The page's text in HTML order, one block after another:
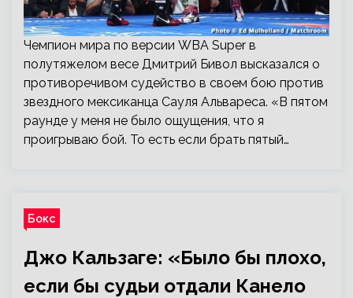
Чемпион мира по версии WBA Super в
полутяжелом весе Дмитрий Бивол высказался о
противоречивом судейство в своем бою против
звездного мексиканца Сауля Альвареса. «В пятом
раунде у меня не было ощущения, что я
проигрываю бой. То есть если брать пятый…
Бокс
Джо Кальзаге: «Было бы плохо,
если бы судьи отдали Канело